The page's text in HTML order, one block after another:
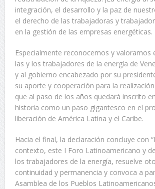
integración, el desarrollo y la paz de
el derecho de las trabajadoras y
en la gestión de las empresas energéticas.
Especialmente reconocemos y valoramos
las y los trabajadores de la energía de
y al gobierno encabezado por su
su aporte y cooperación para la
que al paso de los años quedará inscrito
historia como un paso gigantesco en el
liberación de América Latina y el Caribe.
Hacia el final, la declaración concluye con
contexto, este I Foro Latinoamericano y
los trabajadores de la energía, resuelve
continuidad y permanencia y convoca a
Asamblea de los Pueblos